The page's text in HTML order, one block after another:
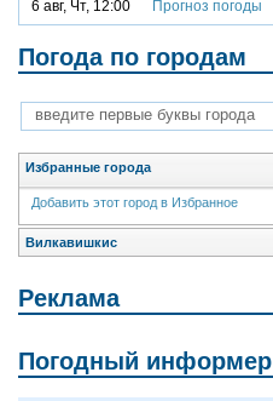
6 авг, Чт, 12:00 Прогноз погоды
Погода по городам
Избранные города
Добавить этот город в Избранное
Вилкавишкис
Реклама
Погодный информер